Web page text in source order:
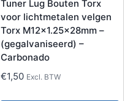
Tuner Lug Bouten Torx
voor lichtmetalen velgen
Torx M12x1.25x28mm –
(gegalvaniseerd) –
Carbonado
€1,50 Excl. BTW